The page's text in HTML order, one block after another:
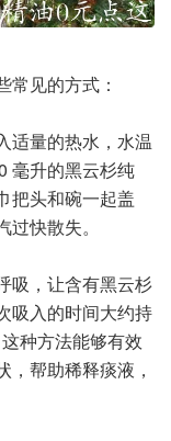
见的方式：
适量的热水，水温
毫升的黑云杉纯
把头和碗一起盖
快散失。
吸，让含有黑云杉
吸入的时间大约持
种方法能够有效
帮助稀释痰液，